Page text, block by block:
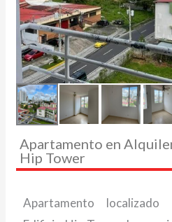
Apartamento en
Hip Tower
Apartamento